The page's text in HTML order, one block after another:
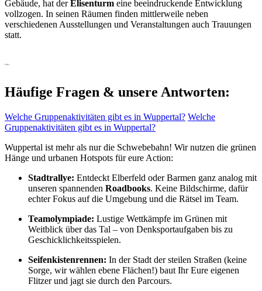
Gebäude, hat derElisenturm eine beeindruckende Entwicklung
vollzogen. In seinen Räumen finden mittlerweile neben
verschiedenen Ausstellungen und Veranstaltungen auch Trauungen
statt.
FAQ's
Häufige Fragen & unsere Antworten:
Welche Gruppenaktivitäten gibt es in Wuppertal? Welche
Gruppenaktivitäten gibt es in Wuppertal?
Wuppertal ist mehr als nur die Schwebebahn! Wir nutzen die grünen
Hänge und urbanen Hotspots für eure Action:
Stadtrallye: Entdeckt Elberfeld oder Barmen ganz analog mit
unseren spannenden Roadbooks. Keine Bildschirme, dafür
echter Fokus auf die Umgebung und die Rätsel im Team.
Teamolympiade: Lustige Wettkämpfe im Grünen mit
Weitblick über das Tal – von Denksportaufgaben bis zu
Geschicklichkeitsspielen.
Seifenkistenrennen: In der Stadt der steilen Straßen (keine
Sorge, wir wählen ebene Flächen!) baut Ihr Eure eigenen
Flitzer und jagt sie durch den Parcours.